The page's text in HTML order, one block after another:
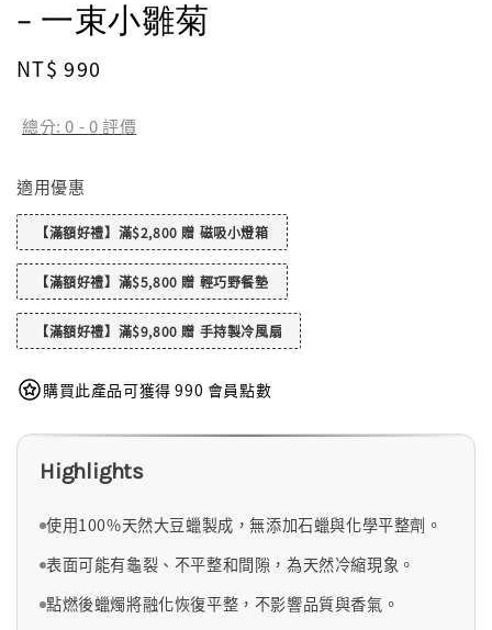
– 一束小雛菊
Regular
NT$ 990
總分:0 -0評價
適用優惠
【滿額好禮】滿$2,800 贈 磁吸小燈箱
【滿額好禮】滿$5,800 贈 輕巧野餐墊
【滿額好禮】滿$9,800 贈 手持製冷風扇
購買此產品可獲得 990 會員點數
Highlights
使用100%天然大豆蠟製成，無添加石蠟與化學平整劑。
表面可能有龜裂、不平整和間隙，為天然冷縮現象。
點燃後蠟燭將融化恢復平整，不影響品質與香氣。